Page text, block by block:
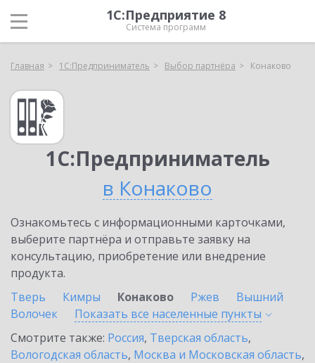
1С:Предприятие 8
Система программ
Главная 1С:Предприниматель Выбор партнёра Конаково
1С:Предприниматель
в Конаково
Ознакомьтесь с информационными карточками,
выберите партнёра и отправьте заявку на
консультацию, приобретение или внедрение
продукта.
Тверь
Кимры Конаково Ржев
Вышний
Волочек
Показать все населенные пункты
Смотрите также: Россия, Тверская область,
Вологодская область, Москва и Московская область,